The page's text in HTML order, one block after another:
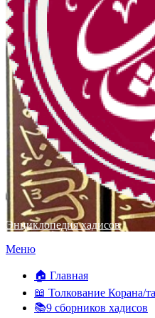
Энциклопедия хадисов
Перейти
содержимому
Меню
🏠 Главная
📖 Толкование Корана/
📚9 сборников хадисов